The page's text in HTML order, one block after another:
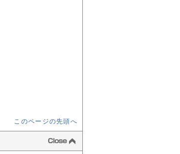
このページの先頭へ